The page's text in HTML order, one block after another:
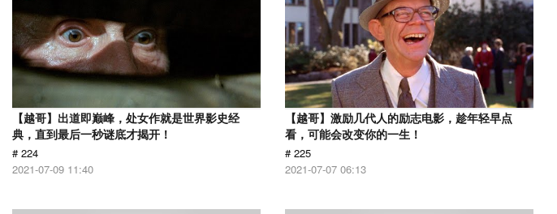
【越哥】出道即巅峰，处女作就是世界影史经
典，直到最后一秒谜底才揭开！
# 224
2021-07-09 11:40
【越哥】激励几代人的励志电影，趁年轻早点
看，可能会改变你的一生！
# 225
2021-07-07 06:13